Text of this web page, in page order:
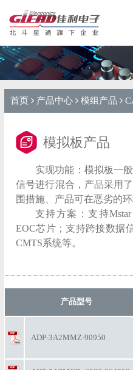
首页 产品中心 模组产品
模拟板产品
实现功能：模拟板一
信号进行混合，产品采用
围措施、产品可在恶劣的
支持方案：支持
EOC芯片；支持跨接数据
CMTS系统等。
产品型号
ADP-3A2MMZ-90950